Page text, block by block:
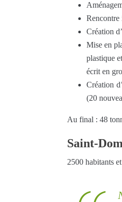
Rencontre
Création
Mise en
plastique
écrit en
Création
(20
Au final : 48
Saint-
2500 habitants